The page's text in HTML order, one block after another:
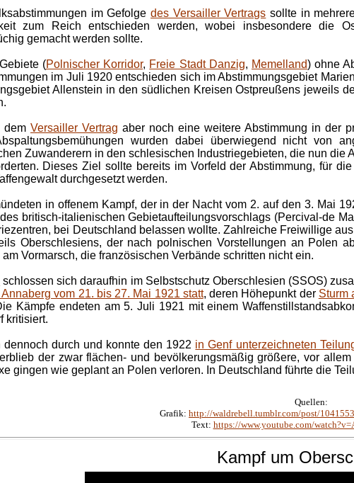
im Gefolge des Versailler Vertrags sollte in
zum Reich entschieden werden, wobei insbesondere die
gemacht werden sollte.
(Polnischer Korridor, Freie Stadt Danzig, Memelland) ohne
im Juli 1920 entschieden sich im Abstimmungsgebiet
Allenstein in den südlichen Kreisen Ostpreußens jeweils
dem Versailler Vertrag aber noch eine weitere Abstimmung in der
wurden dabei überwiegend nicht von
Zuwanderern in den schlesischen Industriegebieten, die nun die
Dieses Ziel sollte bereits im Vorfeld der Abstimmung, für
durchgesetzt werden.
in offenem Kampf, der in der Nacht vom 2. auf den 3. Mai
britisch-italienischen Gebietaufteilungsvorschlags (Percival-de
bei Deutschland belassen wollte. Zahlreiche Freiwillige
Oberschlesiens, der nach polnischen Vorstellungen an Polen
Vormarsch, die französischen Verbände schritten nicht ein.
schlossen sich daraufhin im Selbstschutz Oberschlesien (SSOS)
vom 21. bis 27. Mai 1921 statt, deren Höhepunkt der Sturm
Kämpfe endeten am 5. Juli 1921 mit einem
kritisiert.
dennoch durch und konnte den 1922 in Genf unterzeichneten
der zwar flächen- und bevölkerungsmäßig größere, vor
gingen wie geplant an Polen verloren. In Deutschland führte die
Quellen:
Grafik: http://waldrebell.tumblr.com/post/
Text: https://www.youtube.com/
Kampf um